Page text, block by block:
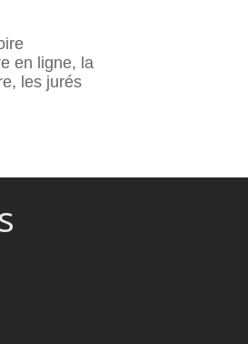
en ligne, la
les jurés